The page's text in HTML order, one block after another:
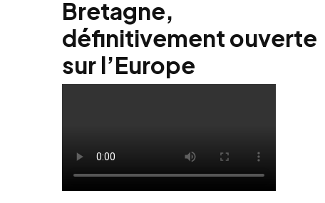
Bretagne,
définitivement ouverte
sur l’Europe